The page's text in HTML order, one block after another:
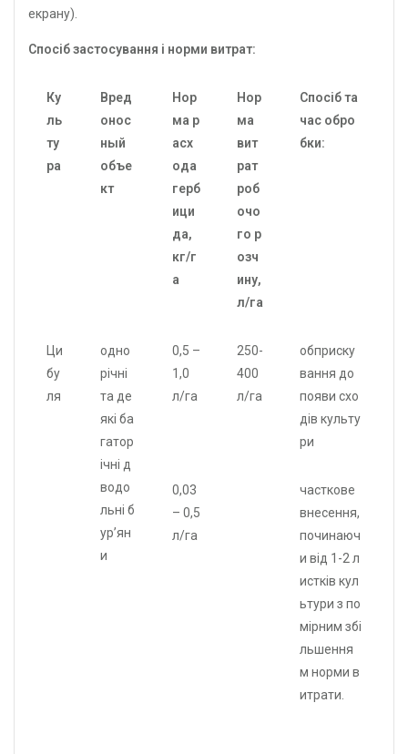
екрану).
Спосіб застосування і норми витрат:
Ку
ль
ту
ра
Вред
онос
ный
объе
кт
Нор
ма р
асх
ода
герб
ици
да,
кг/г
а
Нор
ма
вит
рат
роб
очо
го р
озч
ину,
л/га
Спосіб та
час обро
бки:
Ци
бу
ля
одно
річні
та де
які ба
гатор
ічні д
водо
льні б
ур’ян
и
0,5 –
1,0
л/га
250-
400
л/га
обприску
вання до
появи схо
дів культу
ри
0,03
– 0,5
л/га
часткове
внесення,
починаюч
и від 1-2 л
истків кул
ьтури з по
мірним збі
льшення
м норми в
итрати.